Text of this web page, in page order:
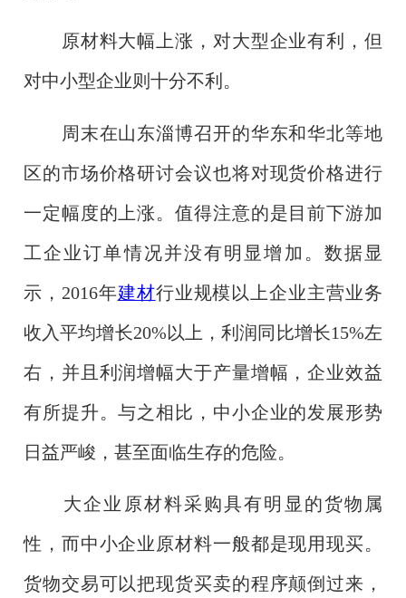
原材料大幅上涨，对大型企业有利，但
对中小型企业则十分不利。
周末在山东淄博召开的华东和华北等地
区的市场价格研讨会议也将对现货价格进行
一定幅度的上涨。值得注意的是目前下游加
工企业订单情况并没有明显增加。数据显
示，2016年建材行业规模以上企业主营业务
收入平均增长20%以上，利润同比增长15%左
右，并且利润增幅大于产量增幅，企业效益
有所提升。与之相比，中小企业的发展形势
日益严峻，甚至面临生存的危险。
大企业原材料采购具有明显的货物属
性，而中小企业原材料一般都是现用现买。
货物交易可以把现货买卖的程序颠倒过来，